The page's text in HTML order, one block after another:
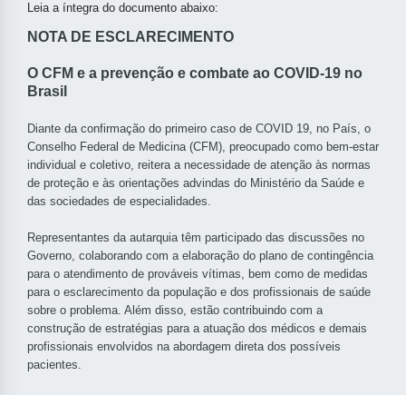
Leia a íntegra do documento abaixo:
NOTA DE ESCLARECIMENTO
O CFM e a prevenção e combate ao COVID-19 no
Brasil
Diante da confirmação do primeiro caso de COVID 19, no País, o
Conselho Federal de Medicina (CFM), preocupado como bem-estar
individual e coletivo, reitera a necessidade de atenção às normas
de proteção e às orientações advindas do Ministério da Saúde e
das sociedades de especialidades.
Representantes da autarquia têm participado das discussões no
Governo, colaborando com a elaboração do plano de contingência
para o atendimento de prováveis vítimas, bem como de medidas
para o esclarecimento da população e dos profissionais de saúde
sobre o problema. Além disso, estão contribuindo com a
construção de estratégias para a atuação dos médicos e demais
profissionais envolvidos na abordagem direta dos possíveis
pacientes.